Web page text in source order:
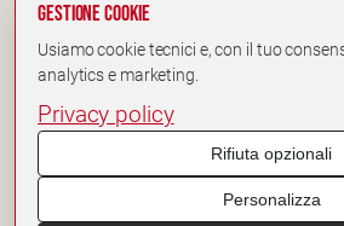
Moviex © 2025
Gestione cookie
Usiamo cookie tecnici e, con il tuo
analytics e marketing.
Privacy policy
Rifiuta opzionali
Personalizza